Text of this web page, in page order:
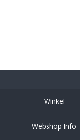
Winkel
Webshop Info